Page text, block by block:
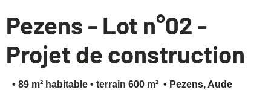
Financez votre projet
Pezens - Lot n°02 -
Projet de construction
• 89 m² habitable • terrain 600 m² • Pezens, Aude